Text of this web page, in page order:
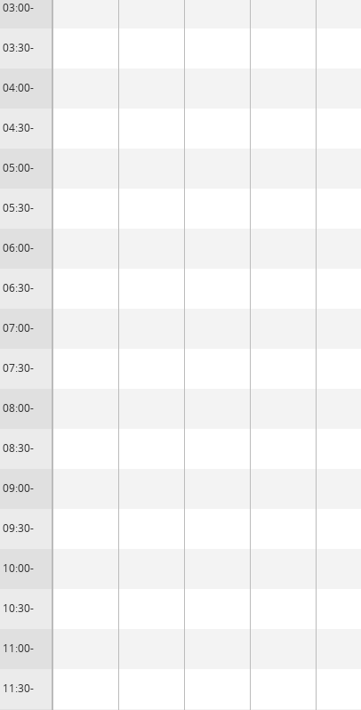
03:00-
03:30-
04:00-
04:30-
05:00-
05:30-
06:00-
06:30-
07:00-
07:30-
08:00-
08:30-
09:00-
09:30-
10:00-
10:30-
11:00-
11:30-